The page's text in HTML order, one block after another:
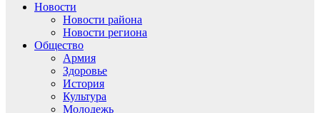
Новости
Новости района
Новости региона
Общество
Армия
Здоровье
История
Культура
Молодежь